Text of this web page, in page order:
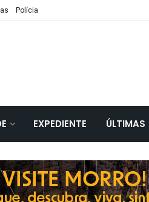
Polícia
EXPEDIENTE ÚLTIMAS